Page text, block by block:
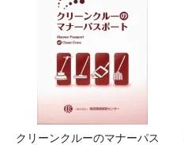
クリーンクルーのマナーパス